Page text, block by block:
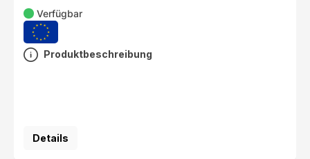
Verfügbar
Produktbeschreibung
Details